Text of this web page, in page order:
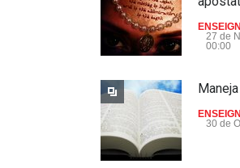
27 de
00:00
30 de